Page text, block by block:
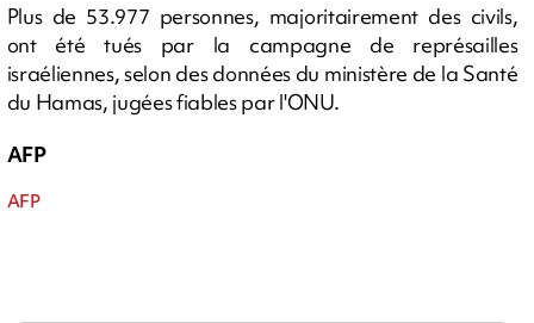
Plus de 53.977 personnes, majoritairement des civils,
ont été tués par la campagne de représailles
israéliennes, selon des données du ministère de la Santé
du Hamas, jugées fiables par l'ONU.
AFP
AFP